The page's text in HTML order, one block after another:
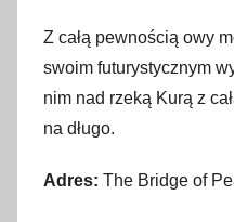
Z całą pewnością owy
swoim futurystycznym
nim nad rzeką Kurą z
na długo.
Adres: The Bridge of